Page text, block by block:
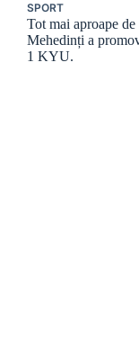
SPORT
Tot mai aproape
Mehedinți a
1 KYU.